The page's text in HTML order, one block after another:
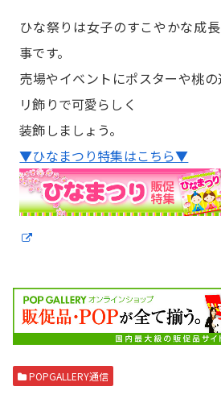
ひな祭りは女子のすこやかな成
事です。
売場やイベントにポスターや桃
リ飾りで可愛らしく
装飾しましょう。
▼ひなまつり特集はこちら▼
POPGALLERY通信